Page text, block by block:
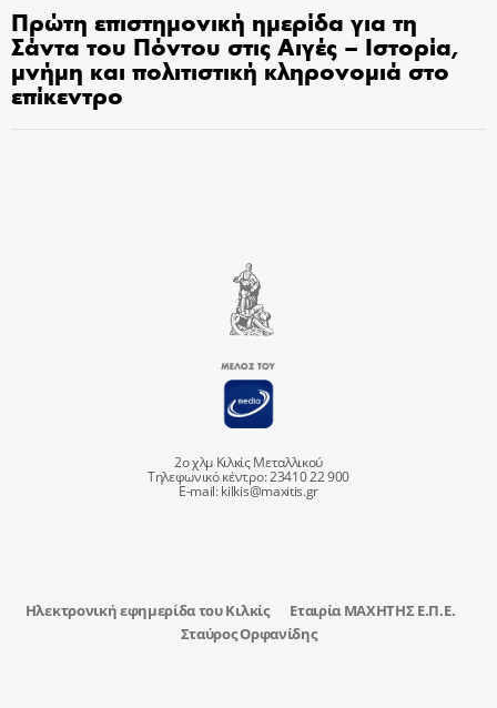
Πρώτη επιστημονική ημερίδα για τη
Σάντα του Πόντου στις Αιγές – Ιστορία,
μνήμη και πολιτιστική κληρονομιά στο
επίκεντρο
2ο χλμ Κιλκίς Μεταλλικού
Τηλεφωνικό κέντρο: 23410 22 900
E-mail:kilkis@maxitis.gr
Ηλεκτρονική εφημερίδα του Κιλκίς
Εταιρία ΜΑΧΗΤΗΣ Ε.Π.Ε.
Σταύρος Ορφανίδης